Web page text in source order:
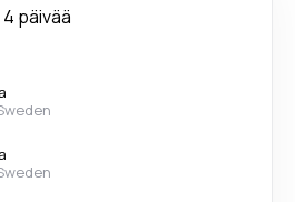
4 päivää